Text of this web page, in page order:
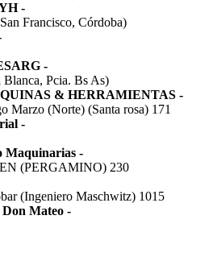
-
Francisco, Córdoba)
-
Pcia. Bs As)
& HERRAMIENTAS -
Marzo (Norte) (Santa rosa) 171
-
Maquinarias -
(PERGAMINO) 230
(Ingeniero Maschwitz) 1015
Mateo -